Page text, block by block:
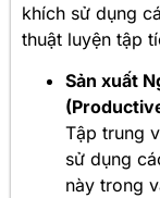
khích sử dụng
thuật luyện tập
Sản xuất
Tập trung
sử dụng
này trong